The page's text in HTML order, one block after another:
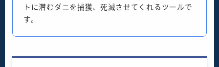
トに潜むダニを捕獲、死滅させてくれるツールで
す。